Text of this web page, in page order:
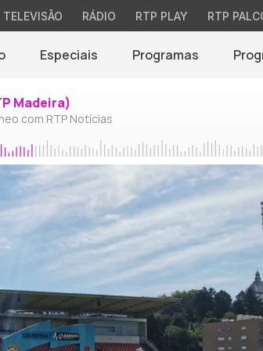
TELEVISÃO RÁDIO RTP PLAY RTP
Especiais Programas
Madeira)
com RTP Notícias